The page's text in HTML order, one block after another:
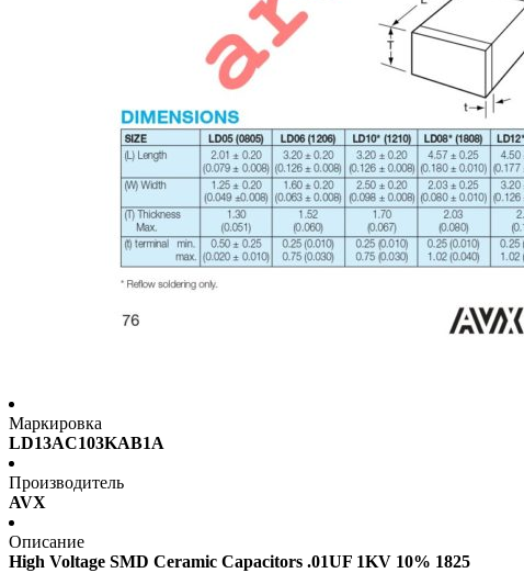
Маркировка
LD13AC103KAB1A
Производитель
AVX
Описание
High Voltage SMD Ceramic Capacitors .01UF 1KV 10% 1825